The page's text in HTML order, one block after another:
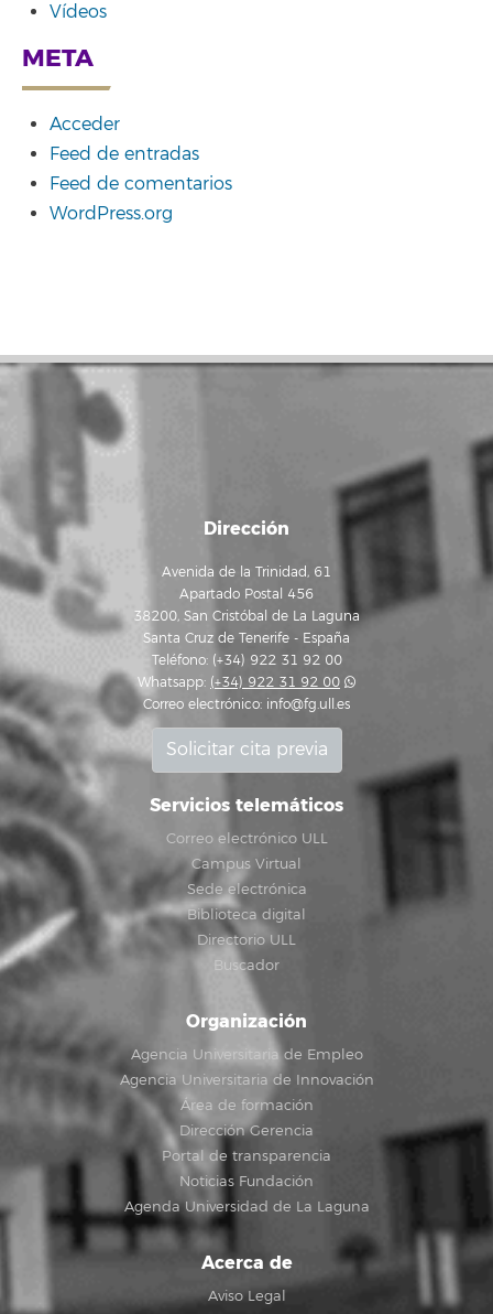
Vídeos
META
Acceder
Feed de entradas
Feed de comentarios
WordPress.org
Dirección
Avenida de la Trinidad, 61
Apartado Postal 456
38200, San Cristóbal de La Laguna
Santa Cruz de Tenerife - España
Teléfono: (+34) 922 31 92 00
Whatsapp: (+34) 922 31 92 00
Correo electrónico: info@fg.ull.es
Solicitar cita previa
Servicios telemáticos
Correo electrónico ULL
Campus Virtual
Sede electrónica
Biblioteca digital
Directorio ULL
Buscador
Organización
Agencia Universitaria de Empleo
Agencia Universitaria de Innovación
Área de formación
Dirección Gerencia
Portal de transparencia
Noticias Fundación
Agenda Universidad de La Laguna
Acerca de
Aviso Legal